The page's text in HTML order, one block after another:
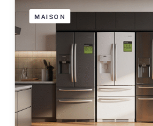
MAISON